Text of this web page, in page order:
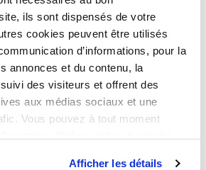
ils sont dispensés de votre
cookies peuvent être utilisés
d’informations, pour la
annonces et du contenu, la
des visiteurs et offrent des
aux médias sociaux et une
Vous pouvez à tout moment
Afficher les détails
:
Votre entreprise
Secteur d'activité